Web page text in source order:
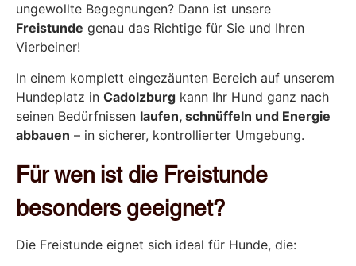
ungewollte Begegnungen? Dann ist unsere
Freistunde genau das Richtige für Sie und Ihren
Vierbeiner!
In einem komplett eingezäunten Bereich auf unserem
Hundeplatz in Cadolzburg kann Ihr Hund ganz nach
seinen Bedürfnissen laufen, schnüffeln und Energie
abbauen – in sicherer, kontrollierter Umgebung.
Für wen ist die Freistunde
besonders geeignet?
Die Freistunde eignet sich ideal für Hunde, die: